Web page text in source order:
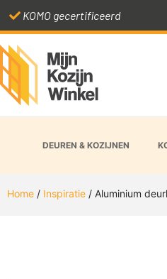
KOMO gecertificeerd
DEUREN & KOZIJNEN
Home / Inspiratie / Aluminium